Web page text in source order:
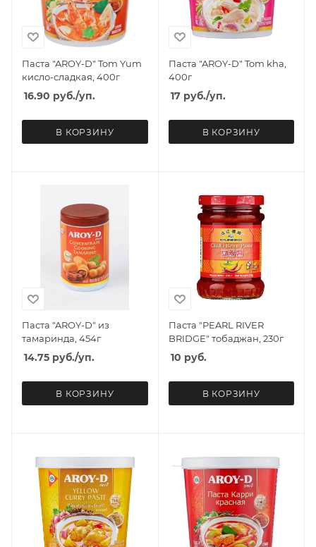
Паста "AROY-D" Tom Yum
кисло-сладкая, 400г
16.90 руб./уп.
В КОРЗИНУ
Паста "AROY-D" Tom kha,
400г
17руб./уп.
В КОРЗИНУ
Паста "AROY-D" из
тамаринда, 454г
14.75 руб./уп.
В КОРЗИНУ
Паста "PEARL RIVER
BRIDGE" тобаджан, 230г
10 руб.
В КОРЗИНУ